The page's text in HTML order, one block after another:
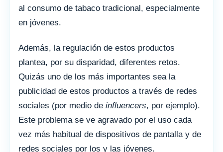
al consumo de tabaco tradicional, especialmente
en jóvenes.
Además, la regulación de estos productos
plantea, por su disparidad, diferentes retos.
Quizás uno de los más importantes sea la
publicidad de estos productos a través de redes
sociales (por medio de influencers, por ejemplo).
Este problema se ve agravado por el uso cada
vez más habitual de dispositivos de pantalla y de
redes sociales por los y las jóvenes.